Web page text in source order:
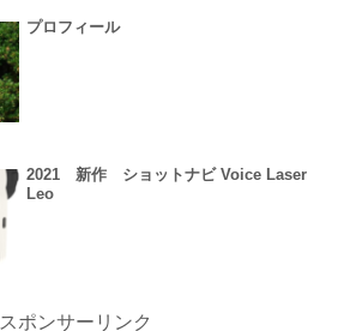
プロフィール
2021 新作 ショットナビ Voice Laser
Leo
スポンサーリンク